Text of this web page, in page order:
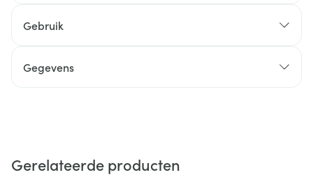
Gebruik
Gegevens
Gerelateerde producten